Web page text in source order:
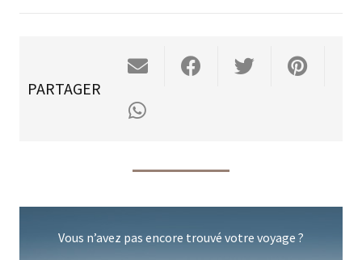
PARTAGER
Vous n’avez pas encore trouvé votre voyage ?